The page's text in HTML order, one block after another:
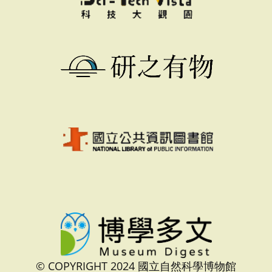
© COPYRIGHT 2024 國立自然科學博物館